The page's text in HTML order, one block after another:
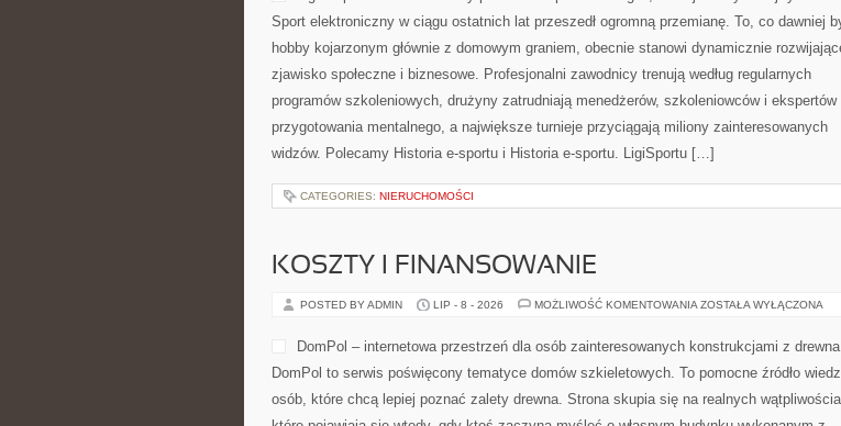
Sport elektroniczny w ciągu ostatnich lat przeszedł ogromną przemianę. To, co dawniej
hobby kojarzonym głównie z domowym graniem, obecnie stanowi dynamicznie
zjawisko społeczne i biznesowe. Profesjonalni zawodnicy trenują według regularnych
programów szkoleniowych, drużyny zatrudniają menedżerów, szkoleniowców i ekspertów
przygotowania mentalnego, a największe turnieje przyciągają miliony zainteresowanych
widzów. Polecamy Historia e-sportu i Historia e-sportu. LigiSportu […]
CATEGORIES: NIERUCHOMOŚCI
KOSZTY I FINANSOWANIE
POSTED BY ADMIN LIP - 8 - 2026 MOŻLIWOŚĆ KOMENTOWANIA KOSZTY
ZOSTAŁA WYŁĄCZONA
DomPol – internetowa przestrzeń dla osób zainteresowanych konstrukcjami z drewna
DomPol to serwis poświęcony tematyce domów szkieletowych. To pomocne źródło
osób, które chcą lepiej poznać zalety drewna. Strona skupia się na realnych